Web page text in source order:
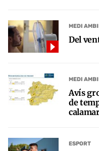
MEDI
Del
MEDI
Avís
de
ESPORT